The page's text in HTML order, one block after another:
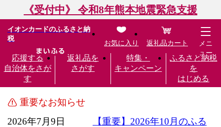
《受付中》 令和8年熊本地震緊急支援
イオンカードのふるさと納
税
応援する
自治体をさが
す
返礼品を
さがす
特集・
キャンペーン
ふるさと納税
を
はじめる
お気に入り 返礼品カート
メニ
ュー
重要なお知らせ
2026年7月9日
【重要】2026年10月のふる